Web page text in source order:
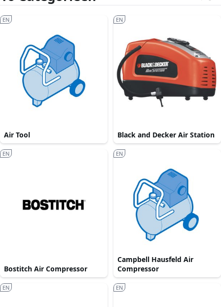
Air Tool
EN
Black and Decker Air Station
EN
Bostitch Air Compressor
EN
Campbell Hausfeld Air
Compressor
EN
EN EN